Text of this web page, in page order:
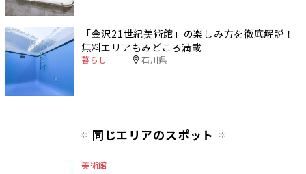
「金沢21世紀美術館」の楽しみ方を徹底解説！
無料エリアもみどころ満載
暮らし 石川県
同じエリアのスポット
美術館